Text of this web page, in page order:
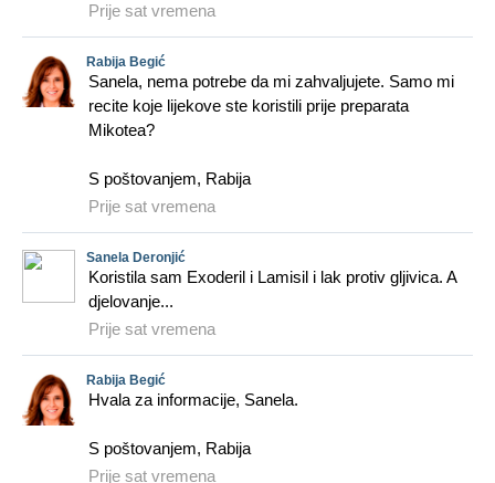
Prije sat vremena
Rabija Begić
Sanela, nema potrebe da mi zahvaljujete. Samo mi
recite koje lijekove ste koristili prije preparata
Mikotea?
S poštovanjem, Rabija
Prije sat vremena
Sanela Deronjić
Koristila sam Exoderil i Lamisil i lak protiv gljivica. A
djelovanje...
Prije sat vremena
Rabija Begić
Hvala za informacije, Sanela.
S poštovanjem, Rabija
Prije sat vremena